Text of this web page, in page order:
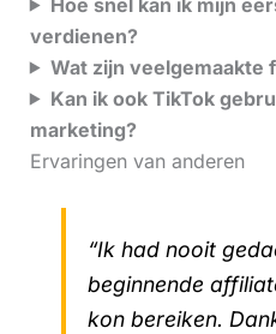
verdienen?
Wat zijn veelgemaakte
Kan ik ook TikTok
marketing?
Ervaringen van anderen
“Ik had nooit
beginnende
kon bereiken.